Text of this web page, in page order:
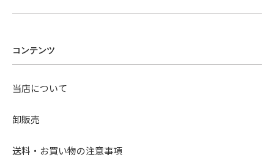
コンテンツ
当店について
卸販売
送料・お買い物の注意事項